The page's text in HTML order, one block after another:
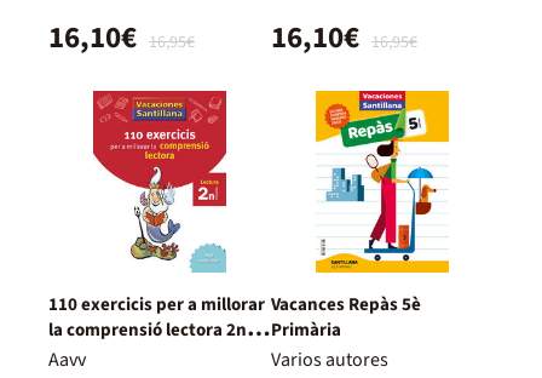
16,95€
16,10€ 16,95€
16,10€
110 exercicis per a millorar
la comprensió lectora 2n
Primària
Aavv
Vacances Repàs 5è
Primària
Varios autores